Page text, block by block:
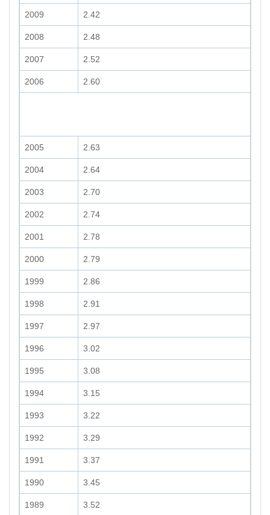
2009 2.42
2008 2.48
2007 2.52
2006 2.60
2005 2.63
2004 2.64
2003 2.70
2002 2.74
2001 2.78
2000 2.79
1999 2.86
1998 2.91
1997 2.97
1996 3.02
1995 3.08
1994 3.15
1993 3.22
1992 3.29
1991 3.37
1990 3.45
1989 3.52